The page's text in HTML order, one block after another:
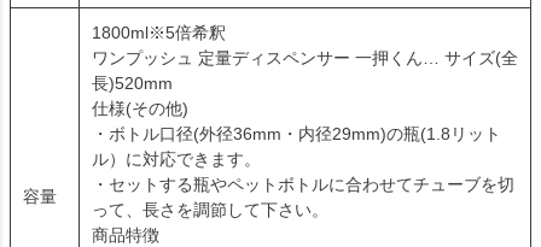
容量
1800ml※5倍希釈
ワンプッシュ 定量ディスペンサー 一押くん… サイズ(全
長)520mm
仕様(その他)
・ボトル口径(外径36mm・内径29mm)の瓶(1.8リット
ル）に対応できます。
・セットする瓶やペットボトルに合わせてチューブを切
って、長さを調節して下さい。
商品特徴